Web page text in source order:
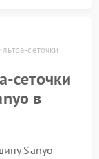
сеточки
сеточки
в
Sanyo